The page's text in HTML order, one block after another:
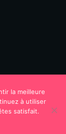
la meilleure
à utiliser
satisfait.